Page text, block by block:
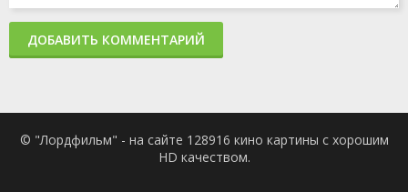
ДОБАВИТЬ КОММЕНТАРИЙ
© "Лордфильм" - на сайте 128916 кино картины с хорошим
HD качеством.